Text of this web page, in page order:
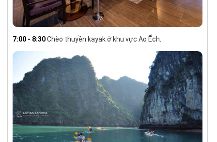
7:00 - 8:30Chèo thuyền kayak ở khu vực Ao Ếch.